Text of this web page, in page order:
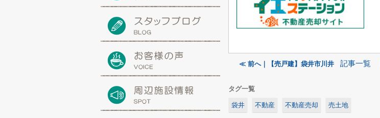
≪ 前へ｜【売戸建】袋井市川井 記事一覧
タグ一覧
袋井 不動産 不動産売却 売土地